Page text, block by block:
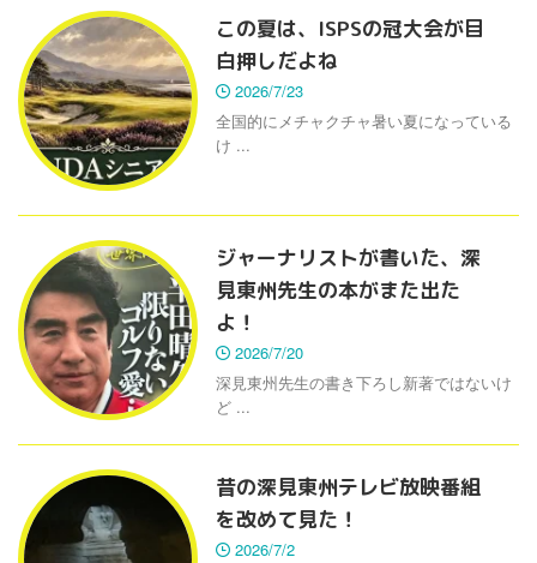
この夏は、ISPSの冠大会が目
白押しだよね
2026/7/23
全国的にメチャクチャ暑い夏になっている
け ...
ジャーナリストが書いた、深
見東州先生の本がまた出た
よ！
2026/7/20
深見東州先生の書き下ろし新著ではないけ
ど ...
昔の深見東州テレビ放映番組
を改めて見た！
2026/7/2